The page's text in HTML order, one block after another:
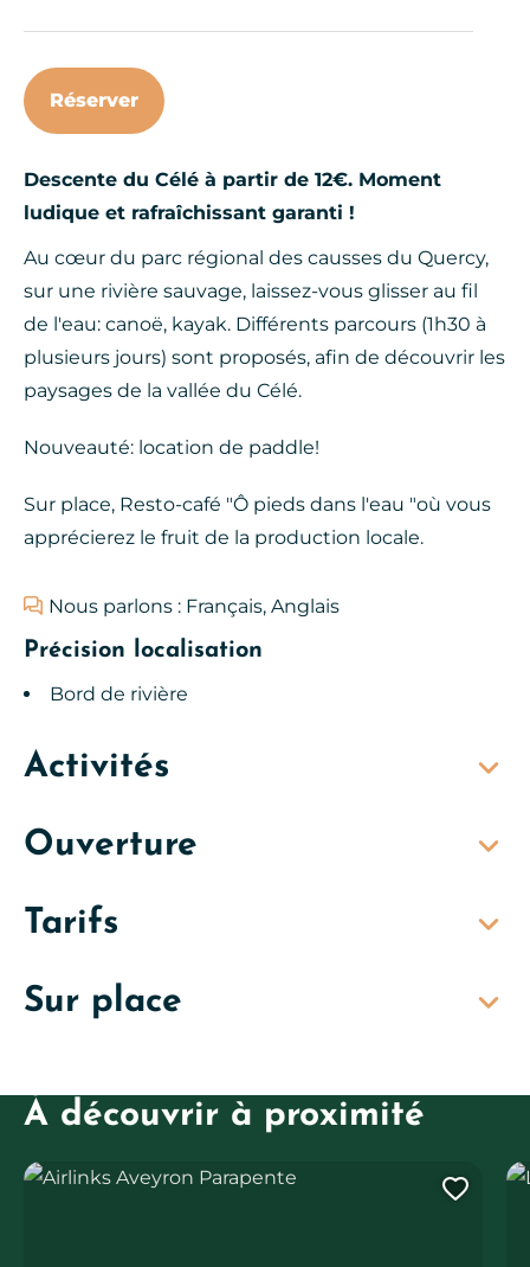
Descente du Célé à partir de 12€. Moment
ludique et rafraîchissant garanti !
Au cœur du parc régional des causses du Quercy,
sur une rivière sauvage, laissez-vous glisser au fil
de l'eau: canoë, kayak. Différents parcours (1h30 à
plusieurs jours) sont proposés, afin de découvrir les
paysages de la vallée du Célé.
Nouveauté: location de paddle!
Sur place, Resto-café "Ô pieds dans l'eau "où vous
apprécierez le fruit de la production locale.
Nous parlons : Français, Anglais
Précision localisation
Bord de rivière
Activités
Ouverture
Tarifs
Sur place
Réserver
À découvrir à proximité
Airlinks Aveyron Parapente